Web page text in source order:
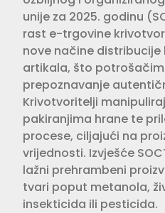
unije za 2025. godinu
rast e-trgovine
nove načine distribucije
artikala, što
prepoznavanje
Krivotvoritelji
pakiranjima hrane te
procese, ciljajući na
vrijednosti. Izvješće
lažni prehrambeni
tvari poput metanola,
insekticida ili pesticida.